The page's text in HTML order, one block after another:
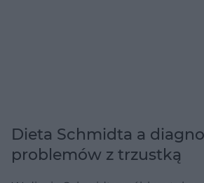
Dieta Schmidta a
problemów z trzustką